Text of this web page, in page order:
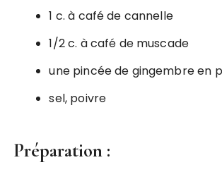
1 c. à café de cannelle
1/2 c. à café de muscade
une pincée de gingembre en
sel, poivre
Préparation :